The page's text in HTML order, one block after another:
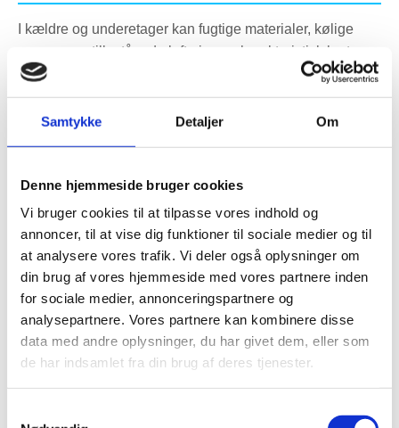
Samtykke Detaljer Om
Denne hjemmeside bruger cookies
Vi bruger cookies til at tilpasse vores indhold og
annoncer, til at vise dig funktioner til sociale medier og til
at analysere vores trafik. Vi deler også oplysninger om
din brug af vores hjemmeside med vores partnere inden
for sociale medier, annonceringspartnere og
analysepartnere. Vores partnere kan kombinere disse
data med andre oplysninger, du har givet dem, eller som
de har indsamlet fra din brug af deres tjenester.
I kældre og underetager kan fugtige materialer, kølige
vægge og stillestående luft give en karakteristisk lugt.
Lugten kan sætte sig i tøj, opbevaring, møbler og tekstiler.
Kontinuerligkælder ventilationkan hjælpe med at holde
luften mere neutral og reducere ophobning af fugt i
Mørke hjørner og begyndende skimmel
Kolde ydervægge, møbler tæt på væggen og høj fugt er
en dårlig kombination. Luften står stille bag skabe, senge
og kommoder, og overfladerne kan blive kølige. Med
bedre luftskifte kan den relative fugtighed sænkes, så
risikoen for skimmel mindskes. Ventilation løser dog ikke
alene byggetekniske fejl, kuldebroer eller opstigende fugt,
hvis de er hovedårsagen.